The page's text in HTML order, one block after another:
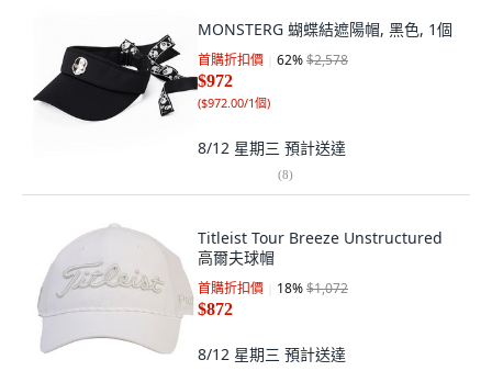
MONSTERG 蝴蝶結遮陽帽, 黑色, 1個
首購折扣價 62%$2,578
$972
($972.00/1個)
8/12 星期三 預計送達
(8)
Titleist Tour Breeze Unstructured
高爾夫球帽
首購折扣價 18%$1,072
$872
8/12 星期三 預計送達